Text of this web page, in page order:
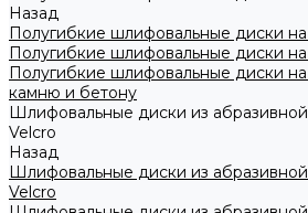
Назад
Полугибкие шлифовальные диски
Полугибкие шлифовальные диски
Полугибкие шлифовальные диски
камню и бетону
Шлифовальные диски из
Velcro
Назад
Шлифовальные диски из
Velcro